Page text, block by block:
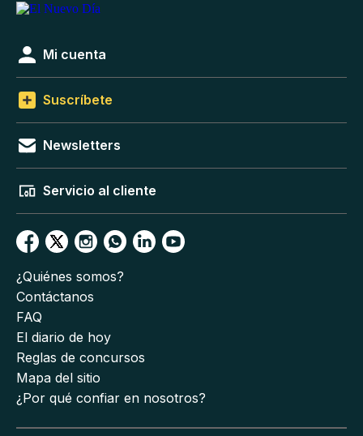
Mi cuenta
Suscríbete
Newsletters
Servicio al cliente
¿Quiénes somos?
Contáctanos
FAQ
El diario de hoy
Reglas de concursos
Mapa del sitio
¿Por qué confiar en nosotros?